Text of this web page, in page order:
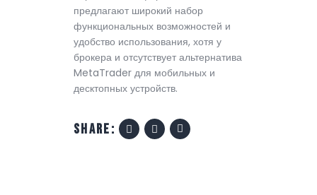
предлагают широкий набор
функциональных возможностей и
удобство использования, хотя у
брокера и отсутствует альтернатива
MetaTrader для мобильных и
десктопных устройств.
share: